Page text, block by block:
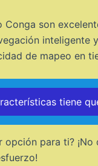
Conga son
inteligente
de mapeo en
tiene
opción para ti?